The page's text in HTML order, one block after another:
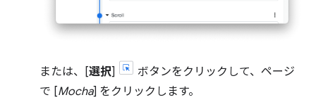
または、[選択]
ボタンをクリックして、ページ
で [Mocha] をクリックします。